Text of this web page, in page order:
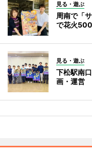
見る・遊ぶ
周南で「
で花火
見る・遊ぶ
下松駅南
画・運営